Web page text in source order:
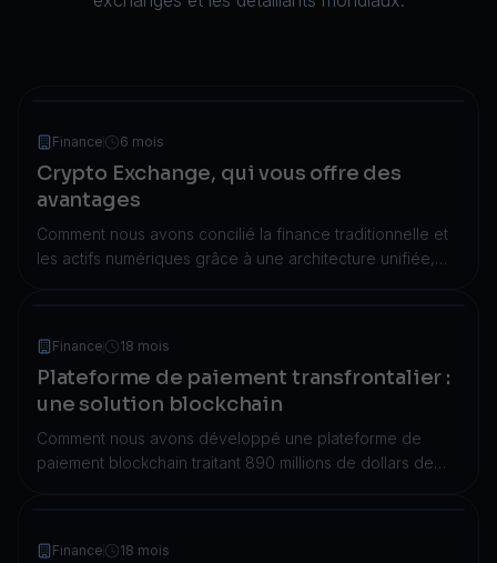
Finance 6 mois
Crypto Exchange, qui vous offre des
avantages
Comment nous avons concilié la finance traditionnelle et
les actifs numériques grâce à une architecture unifiée,
Finance 18 mois
Plateforme de paiement transfrontalier :
une solution blockchain
Comment nous avons développé une plateforme de
paiement blockchain traitant 890 millions de dollars de
Finance 18 mois